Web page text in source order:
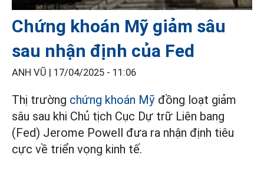
Chứng khoán Mỹ giảm sâu
sau nhận định của Fed
ANH VŨ | 17/04/2025 - 11:06
Thị trường chứng khoán Mỹ đồng loạt giảm
sâu sau khi Chủ tịch Cục Dự trữ Liên bang
(Fed) Jerome Powell đưa ra nhận định tiêu
cực về triển vọng kinh tế.